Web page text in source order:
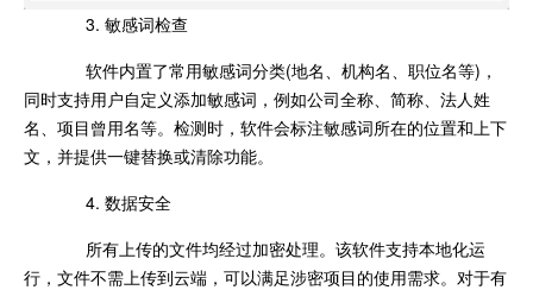
3. 敏感词检查
软件内置了常用敏感词分类(地名、机构名、职位名等)，
同时支持用户自定义添加敏感词，例如公司全称、简称、法人姓
名、项目曾用名等。检测时，软件会标注敏感词所在的位置和上下
文，并提供一键替换或清除功能。
4. 数据安全
所有上传的文件均经过加密处理。该软件支持本地化运
行，文件不需上传到云端，可以满足涉密项目的使用需求。对于有